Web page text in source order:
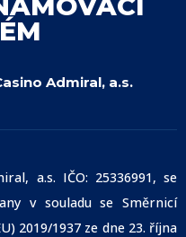
Admiral, a.s.
a.s. IČO: 25336991, se
v souladu se Směrnicí
2019/1937 ze dne 23. října